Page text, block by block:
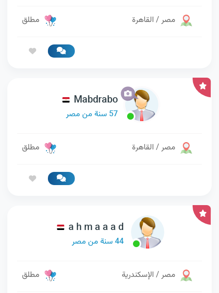
مصر / القاهرة مطلق
Mabdrabo
57 سنة من مصر
مصر / القاهرة مطلق
a h m a a a d
44 سنة من مصر
مصر / الإسكندرية مطلق